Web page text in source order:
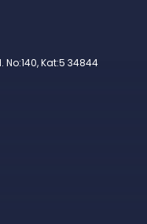
Kat:5 34844